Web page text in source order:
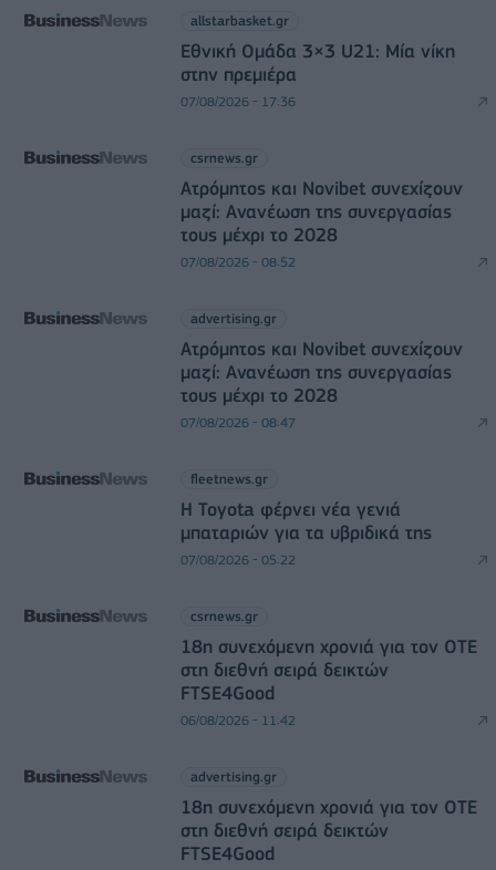
allstarbasket.gr
Εθνική Ομάδα 3×3 U21: Μία νίκη
στην πρεμιέρα
07/08/2026 - 17:36
csrnews.gr
Ατρόμητος και Novibet συνεχίζουν
μαζί: Ανανέωση της συνεργασίας
τους μέχρι το 2028
07/08/2026 - 08:52
advertising.gr
Ατρόμητος και Novibet συνεχίζουν
μαζί: Ανανέωση της συνεργασίας
τους μέχρι το 2028
07/08/2026 - 08:47
fleetnews.gr
Η Toyota φέρνει νέα γενιά
μπαταριών για τα υβριδικά της
07/08/2026 - 05:22
csrnews.gr
18η συνεχόμενη χρονιά για τον ΟΤΕ
στη διεθνή σειρά δεικτών
FTSE4Good
06/08/2026 - 11:42
advertising.gr
18η συνεχόμενη χρονιά για τον ΟΤΕ
στη διεθνή σειρά δεικτών
FTSE4Good